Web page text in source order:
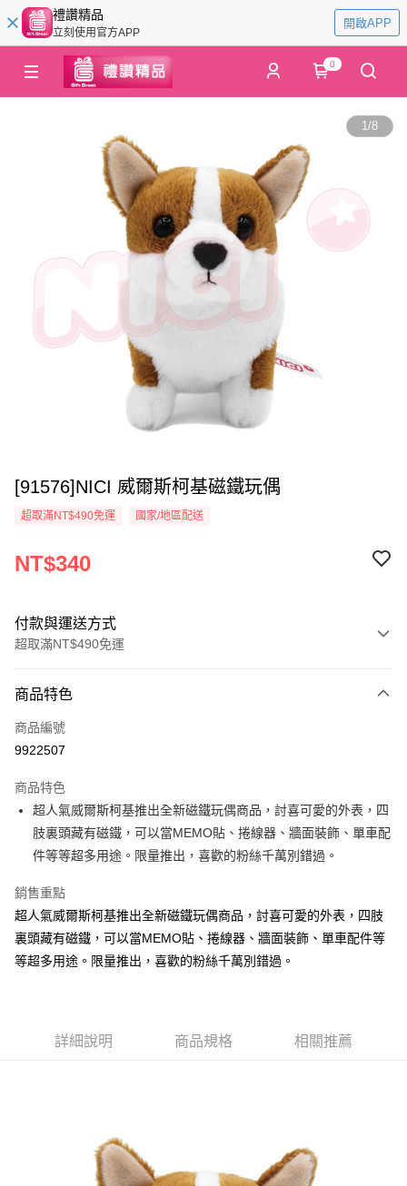
禮讚精品
立刻使用官方APP
開啟APP
0
1/8
[91576]NICI 威爾斯柯基磁鐵玩偶
超取滿NT$490免運 國家/地區配送
NT$340
付款與運送方式
超取滿NT$490免運
信用卡一次付款
超商取貨付款
Apple Pay
街口支付
AFTEE先享後付
相關說明
【關於「AFTEE先享後付」】
AFTEE先享後付是「在收到商品之後才付款」的支付方式。 讓您購物簡單
３．安心：先確認商品／服務後，再付款。
ATM／網路銀行／等多元方式進行付款，方視為交易完成。
※ 請注意：結帳手續完成當下不需立刻繳費，但若您需要取消訂單，請聯絡
購買商品的店家。未經商家同意取消之訂單仍視為有效，需透過AFTEE先享
ATM付款
全家付款取貨
每筆NT$100，滿NT$990(含以上)免運費
商品特色
商品編號
9922507
商品特色
超人氣威爾斯柯基推出全新磁鐵玩偶商品，討喜可愛的外表，四
肢裏頭藏有磁鐵，可以當MEMO貼、捲線器、牆面裝飾、單車配
件等等超多用途。限量推出，喜歡的粉絲千萬別錯過。
銷售重點
超人氣威爾斯柯基推出全新磁鐵玩偶商品，討喜可愛的外表，四肢
裏頭藏有磁鐵，可以當MEMO貼、捲線器、牆面裝飾、單車配件等
等超多用途。限量推出，喜歡的粉絲千萬別錯過。
詳細說明 商品規格 相關推薦